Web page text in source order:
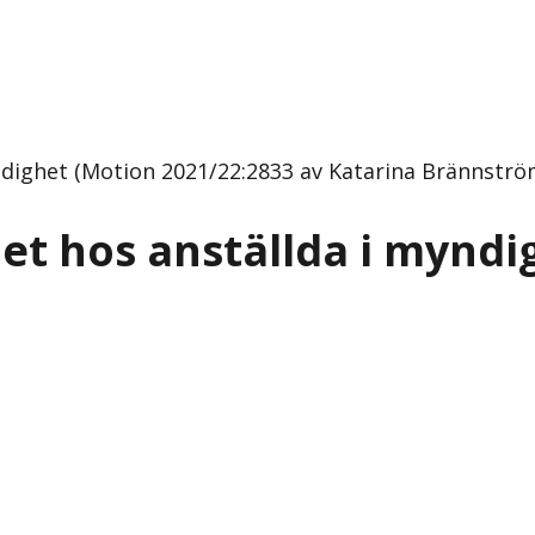
(Motion 2021/22:2833 av Katarina
hos anställda i